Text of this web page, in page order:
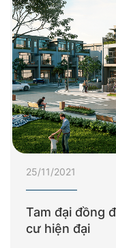
25/11/2021
Tam đại đồng
cư hiện đại